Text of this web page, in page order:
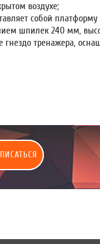
воздухе;
собой платформу
шпилек 240 мм,
тренажера,